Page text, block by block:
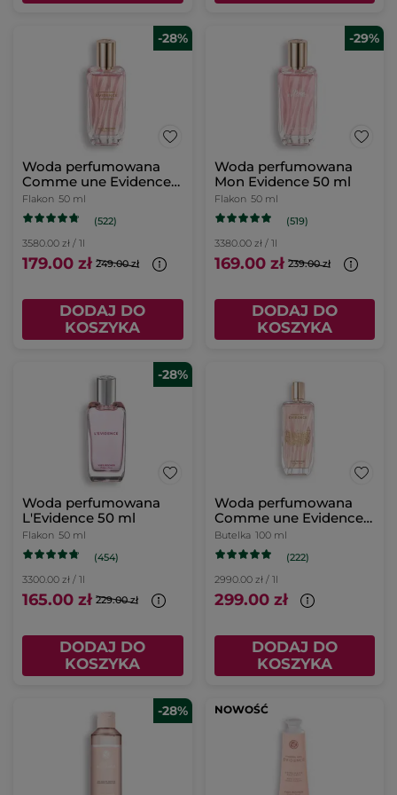
-28%
Woda perfumowana
Comme une Evidence
Intense 50 ml
Flakon 50 ml
(522)
3580.00 zł / 1l
179.00 zł 249.00 zł
DODAJ DO
KOSZYKA
-29%
Woda perfumowana
Mon Evidence 50 ml
Flakon 50 ml
(519)
3380.00 zł / 1l
169.00 zł 239.00 zł
DODAJ DO
KOSZYKA
-28%
Woda perfumowana
L'Evidence 50 ml
Flakon 50 ml
(454)
3300.00 zł / 1l
165.00 zł 229.00 zł
DODAJ DO
KOSZYKA
Woda perfumowana
Comme une Evidence
100 ml: Edycja
Limitowana 2025
Butelka 100 ml
(222)
2990.00 zł / 1l
299.00 zł
DODAJ DO
KOSZYKA
-28% NOWOŚĆ